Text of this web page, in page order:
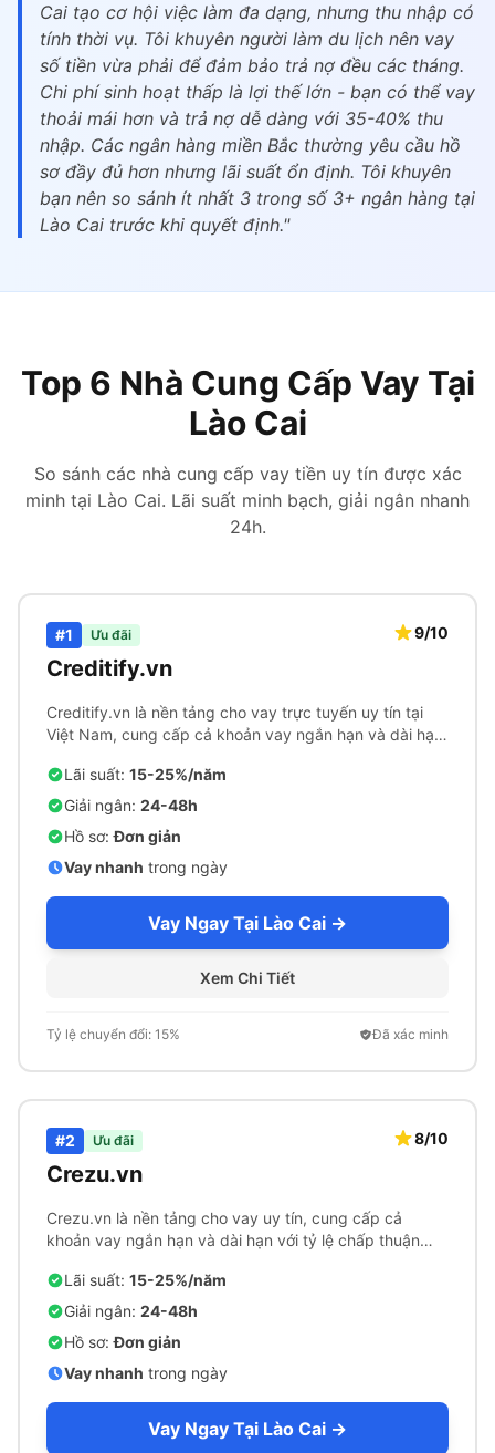
Cai tạo cơ hội việc làm đa dạng, nhưng thu nhập có
tính thời vụ. Tôi khuyên người làm du lịch nên vay
số tiền vừa phải để đảm bảo trả nợ đều các tháng.
Chi phí sinh hoạt thấp là lợi thế lớn - bạn có thể vay
thoải mái hơn và trả nợ dễ dàng với 35-40% thu
nhập. Các ngân hàng miền Bắc thường yêu cầu hồ
sơ đầy đủ hơn nhưng lãi suất ổn định. Tôi khuyên
bạn nên so sánh ít nhất 3 trong số 3+ ngân hàng tại
Lào Cai trước khi quyết định."
Top 6 Nhà Cung Cấp Vay Tại
Lào Cai
So sánh các nhà cung cấp vay tiền uy tín được xác
minh tại Lào Cai. Lãi suất minh bạch, giải ngân nhanh
24h.
#1 Ưu đãi
Creditify.vn
9/10
Creditify.vn là nền tảng cho vay trực tuyến uy tín tại
Việt Nam, cung cấp cả khoản vay ngắn hạn và dài hạn
Lãi suất: 15-25%/năm
Giải ngân: 24-48h
Hồ sơ:Đơn giản
Vay nhanh trong ngày
Vay Ngay Tại Lào Cai →
Xem Chi Tiết
Tỷ lệ chuyển đổi: 15% Đã xác minh
#2 Ưu đãi
Crezu.vn
8/10
Crezu.vn là nền tảng cho vay uy tín, cung cấp cả
khoản vay ngắn hạn và dài hạn với tỷ lệ chấp thuận
Lãi suất: 15-25%/năm
Giải ngân: 24-48h
Hồ sơ:Đơn giản
Vay nhanh trong ngày
Vay Ngay Tại Lào Cai →